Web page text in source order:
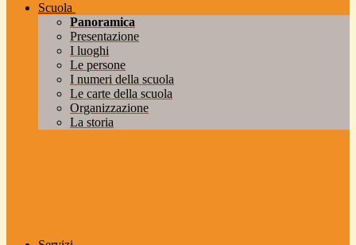
Scuola
Panoramica
Presentazione
I luoghi
Le persone
I numeri della scuola
Le carte della scuola
Organizzazione
La storia